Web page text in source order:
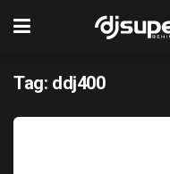
Tag: ddj400